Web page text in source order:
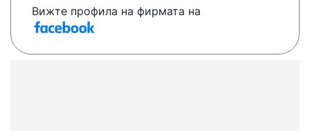
Вижте профила на фирмата на